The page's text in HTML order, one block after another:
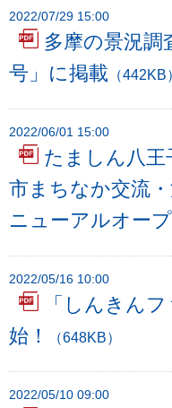
2022/07/29 15:00
多摩の景況調
号」に掲載 （442KB
2022/06/01 15:00
たましん八王
市まちなか交流
ニューアルオー
2022/05/16 10:00
「しんきん
始！
（648KB）
2022/05/10 09:00